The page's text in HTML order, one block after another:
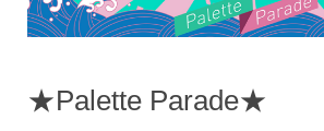
★Palette Parade★